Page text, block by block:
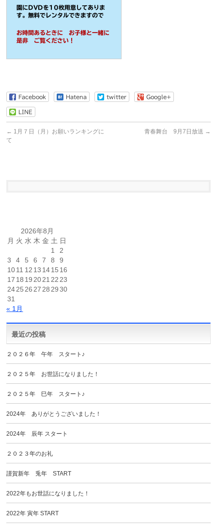
園にDVDを10枚用意してありま
す。無料でレンタルできますので
お時間あるときに お子様と一緒に
是非 ご覧ください！
Facebook Hatena twitter Google+
LINE
← 1月７日（月）お願いランキングに
て
青春舞台 9月7日放送 →
2026年8月
月 火 水 木 金 土 日
1
2
3
4 5 6 7 8
9
1011 12 13 1415 16
17 18 19 2021 22 23
2425 26 27 28 29 30
31
« 1月
最近の投稿
２０２６年 午年 スタート♪
２０２５年 お世話になりました！
２０２５年 巳年 スタート♪
2024年 ありがとうございました！
2024年 辰年 スタート
２０２３年のお礼
謹賀新年 兎年 START
2022年もお世話になりました！
2022年 寅年 START